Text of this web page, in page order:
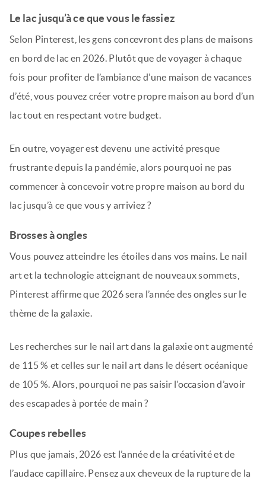
Le lac jusqu’à ce que vous le fassiez
Selon Pinterest, les gens concevront des plans de maisons
en bord de lac en 2026. Plutôt que de voyager à chaque
fois pour profiter de l’ambiance d’une maison de vacances
d’été, vous pouvez créer votre propre maison au bord d’un
lac tout en respectant votre budget.
En outre, voyager est devenu une activité presque
frustrante depuis la pandémie, alors pourquoi ne pas
commencer à concevoir votre propre maison au bord du
lac jusqu’à ce que vous y arriviez ?
Brosses à ongles
Vous pouvez atteindre les étoiles dans vos mains. Le nail
art et la technologie atteignant de nouveaux sommets,
Pinterest affirme que 2026 sera l’année des ongles sur le
thème de la galaxie.
Les recherches sur le nail art dans la galaxie ont augmenté
de 115 % et celles sur le nail art dans le désert océanique
de 105 %. Alors, pourquoi ne pas saisir l’occasion d’avoir
des escapades à portée de main ?
Coupes rebelles
Plus que jamais, 2026 est l’année de la créativité et de
l’audace capillaire. Pensez aux cheveux de la rupture de la